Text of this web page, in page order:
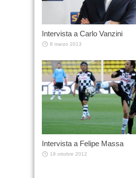
Intervista a Carlo Vanzini
8 marzo 2013
Intervista a Felipe Massa
19 ottobre 2012